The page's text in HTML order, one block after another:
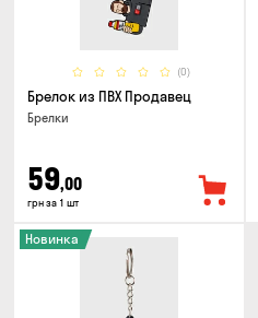
(0)
Брелок из ПВХ Продавец
Брелки
59,00
грн за 1 шт
Новинка